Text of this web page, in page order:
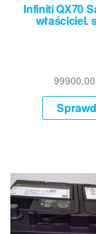
Infiniti QX70
właściciel.
99900,00